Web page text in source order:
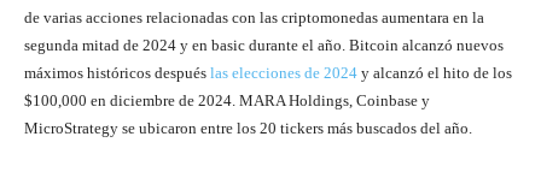
de varias acciones relacionadas con las criptomonedas aumentara en la
segunda mitad de 2024 y en basic durante el año. Bitcoin alcanzó nuevos
máximos históricos después las elecciones de 2024 y alcanzó el hito de los
$100,000 en diciembre de 2024. MARA Holdings, Coinbase y
MicroStrategy se ubicaron entre los 20 tickers más buscados del año.